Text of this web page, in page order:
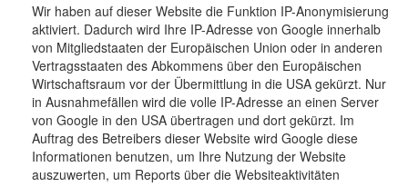
Wir haben auf dieser Website die Funktion IP-Anonymisierung
aktiviert. Dadurch wird Ihre IP-Adresse von Google innerhalb
von Mitgliedstaaten der Europäischen Union oder in anderen
Vertragsstaaten des Abkommens über den Europäischen
Wirtschaftsraum vor der Übermittlung in die USA gekürzt. Nur
in Ausnahmefällen wird die volle IP-Adresse an einen Server
von Google in den USA übertragen und dort gekürzt. Im
Auftrag des Betreibers dieser Website wird Google diese
Informationen benutzen, um Ihre Nutzung der Website
auszuwerten, um Reports über die Websiteaktivitäten